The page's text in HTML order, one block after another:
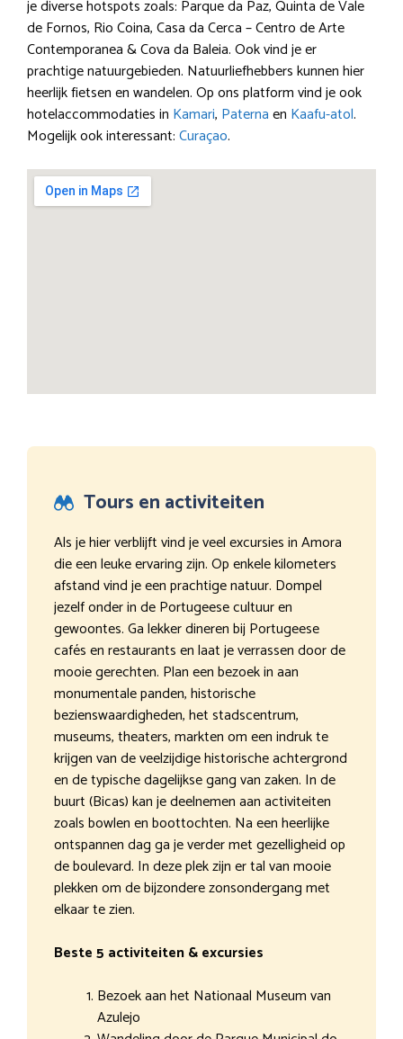
je diverse hotspots zoals: Parque da Paz, Quinta de Vale
de Fornos, Rio Coina, Casa da Cerca – Centro de Arte
Contemporanea & Cova da Baleia. Ook vind je er
prachtige natuurgebieden. Natuurliefhebbers kunnen hier
heerlijk fietsen en wandelen. Op ons platform vind je ook
hotelaccommodaties in Kamari, Paternaen Kaafu-atol.
Mogelijk ook interessant:Curaçao.
Tours en activiteiten
Als je hier verblijft vind je veel excursies in Amora
die een leuke ervaring zijn. Op enkele kilometers
afstand vind je een prachtige natuur. Dompel
jezelf onder in de Portugeese cultuur en
gewoontes. Ga lekker dineren bij Portugeese
cafés en restaurants en laat je verrassen door de
mooie gerechten. Plan een bezoek in aan
monumentale panden, historische
bezienswaardigheden, het stadscentrum,
museums, theaters, markten om een indruk te
krijgen van de veelzijdige historische achtergrond
en de typische dagelijkse gang van zaken. In de
buurt (Bicas) kan je deelnemen aan activiteiten
zoals bowlen en boottochten. Na een heerlijke
ontspannen dag ga je verder met gezelligheid op
de boulevard. In deze plek zijn er tal van mooie
plekken om de bijzondere zonsondergang met
elkaar te zien.
Beste 5 activiteiten & excursies
Bezoek aan het Nationaal Museum van
Azulejo